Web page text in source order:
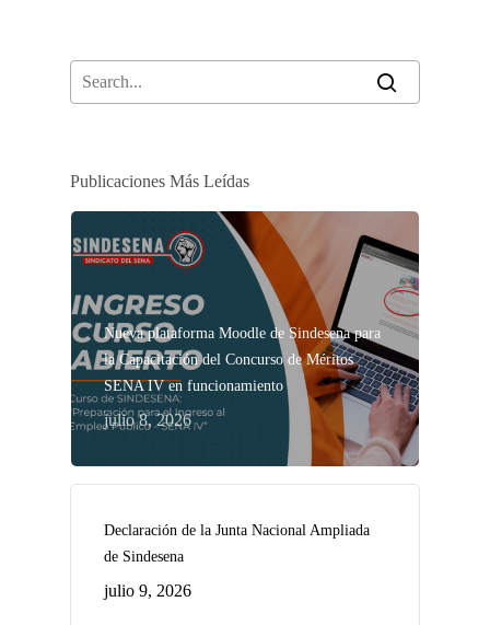
Publicaciones Más Leídas
Nueva plataforma Moodle de Sindesena para
la Capacitación del Concurso de Méritos
SENA IV en funcionamiento
julio 8, 2026
Declaración de la Junta Nacional Ampliada
de Sindesena
julio 9, 2026